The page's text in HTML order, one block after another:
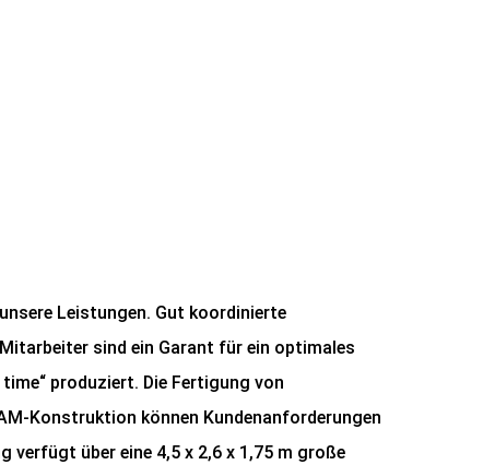
Leistungen. Gut koordinierte
sind ein Garant für ein optimales
produziert. Die Fertigung von
Konstruktion können Kundenanforderungen
über eine 4,5 x 2,6 x 1,75 m große